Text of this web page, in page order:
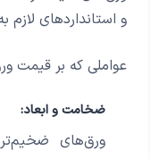
و استانداردهای
عواملی که بر قیمت
ضخامت و ابعاد:
ورق‌های